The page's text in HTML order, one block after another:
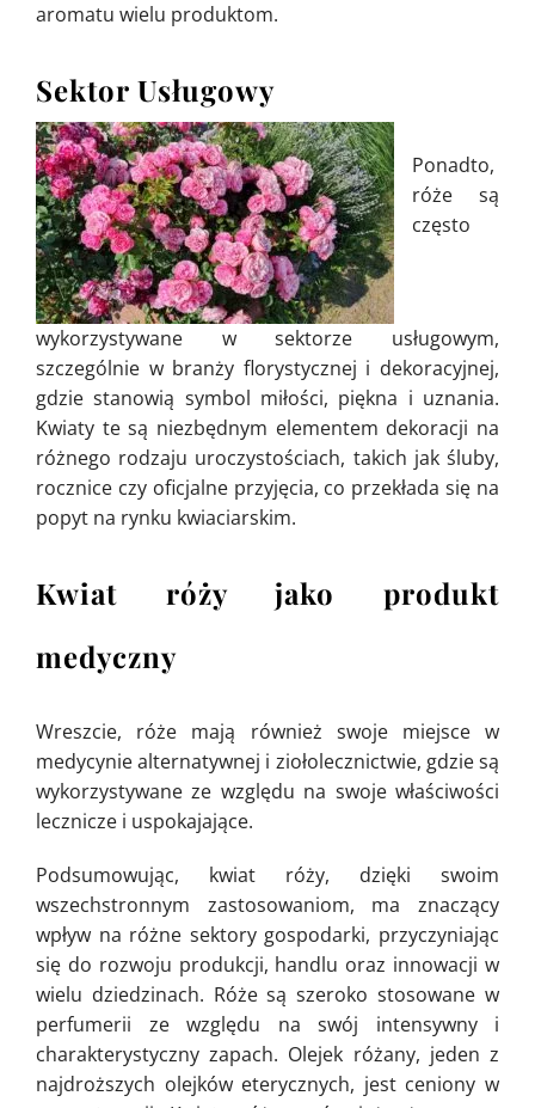
aromatu wielu produktom.
Sektor Usługowy
Ponadto,
róże są
często
wykorzystywane w sektorze usługowym,
szczególnie w branży florystycznej i dekoracyjnej,
gdzie stanowią symbol miłości, piękna i uznania.
Kwiaty te są niezbędnym elementem dekoracji na
różnego rodzaju uroczystościach, takich jak śluby,
rocznice czy oficjalne przyjęcia, co przekłada się na
popyt na rynku kwiaciarskim.
Kwiat róży jako produkt
medyczny
Wreszcie, róże mają również swoje miejsce w
medycynie alternatywnej i ziołolecznictwie, gdzie są
wykorzystywane ze względu na swoje właściwości
lecznicze i uspokajające.
Podsumowując, kwiat róży, dzięki swoim
wszechstronnym zastosowaniom, ma znaczący
wpływ na różne sektory gospodarki, przyczyniając
się do rozwoju produkcji, handlu oraz innowacji w
wielu dziedzinach. Róże są szeroko stosowane w
perfumerii ze względu na swój intensywny i
charakterystyczny zapach. Olejek różany, jeden z
najdroższych olejków eterycznych, jest ceniony w